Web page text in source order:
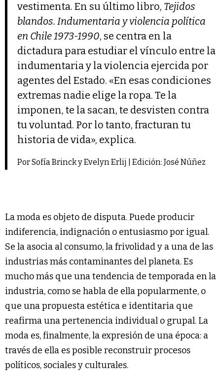
vestimenta. En su último libro, Tejidos
blandos. Indumentaria y violencia política
en Chile 1973-1990, se centra en la
dictadura para estudiar el vínculo entre la
indumentaria y la violencia ejercida por
agentes del Estado. «En esas condiciones
extremas nadie elige la ropa. Te la
imponen, te la sacan, te desvisten contra
tu voluntad. Por lo tanto, fracturan tu
historia de vida», explica.
Por Sofía Brinck y Evelyn Erlij | Edición: José Núñez
La moda es objeto de disputa. Puede producir
indiferencia, indignación o entusiasmo por igual.
Se la asocia al consumo, la frivolidad y a una de las
industrias más contaminantes del planeta. Es
mucho más que una tendencia de temporada en la
industria, como se habla de ella popularmente, o
que una propuesta estética e identitaria que
reafirma una pertenencia individual o grupal. La
moda es, finalmente, la expresión de una época: a
través de ella es posible reconstruir procesos
políticos, sociales y culturales.